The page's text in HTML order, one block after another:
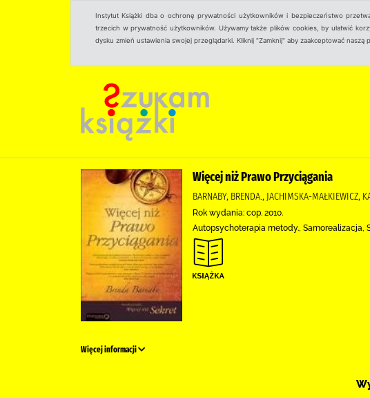
Instytut Książki dba o ochronę prywatności użytkowników i bezpieczeństwo
trzecich w prywatność użytkowników. Używamy także plików cookies, by ułatwić
dysku zmień ustawienia swojej przeglądarki. Kliknij "Zamknij" aby zaakceptować naszą
Więcej niż Prawo Przyciągania
BARNABY, BRENDA., JACHIMSKA-MAŁKIEWICZ,
Rok wydania: cop. 2010.
Autopsychoterapia metody.,
Więcej informacji